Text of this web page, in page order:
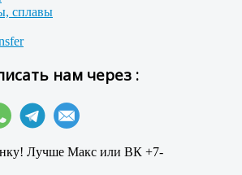
сплавы
нам через :
Лучше Макс или ВК +7-